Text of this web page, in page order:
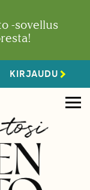
-sovellus
KIRJAUDU